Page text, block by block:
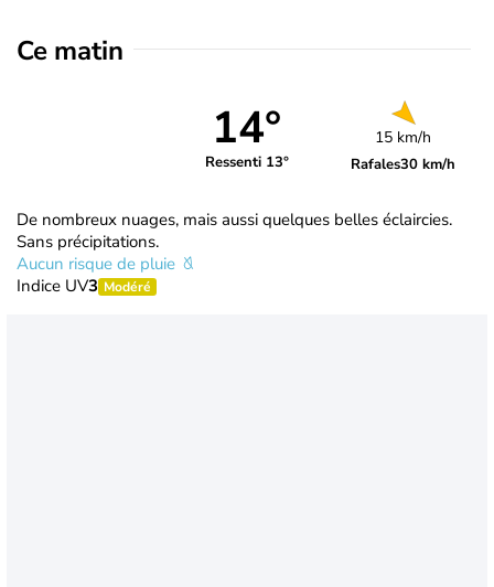
Ce matin
14°
Ressenti 13°
15 km/h
Rafales30 km/h
De nombreux nuages, mais aussi quelques belles éclaircies.
Sans précipitations.
Aucun risque de pluie
Indice UV3 Modéré